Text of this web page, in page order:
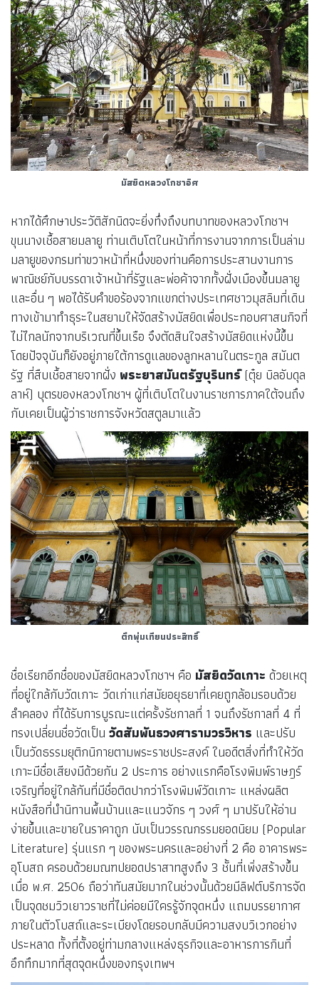
มัสยิดหลวงโกชาอิศ
หากได้ศึกษาประวัติสักนิดจะยิ่งทึ่งถึงบทบาทของหลวงโกชาฯ
ขุนนางเชื้อสายมลายู ท่านเติบโตในหน้าที่การงานจากการเป็นล่าม
มลายูของกรมท่าขวาหน้าที่หนึ่งของท่านคือการประสานงานการ
พาณิชย์กับบรรดาเจ้าหน้าที่รัฐและพ่อค้าจากทั้งฝั่งเมืองขึ้นมลายู
และอื่น ๆ พอได้รับคำขอร้องจากแขกต่างประเทศชาวมุสลิมที่เดิน
ทางเข้ามาทำธุระในสยามให้จัดสร้างมัสยิดเพื่อประกอบศาสนกิจที่
ไม่ไกลนักจากบริเวณที่ขึ้นเรือ จึงตัดสินใจสร้างมัสยิดแห่งนี้ขึ้น
โดยปัจจุบันก็ยังอยู่ภายใต้การดูแลของลูกหลานในตระกูล สมันต
รัฐ ที่สืบเชื้อสายจากฝั่ง พระยาสมันตรัฐบุรินทร์(ตุ๋ย บิลอับดุล
ลาห์) บุตรของหลวงโกชาฯ ผู้ที่เติบโตในงานราชการภาคใต้จนถึง
กับเคยเป็นผู้ว่าราชการจังหวัดสตูลมาแล้ว
ตึกพุ่มเทียนประสิทธิ์
ชื่อเรียกอีกชื่อของมัสยิดหลวงโกชาฯ คือ มัสยิดวัดเกาะ ด้วยเหตุ
ที่อยู่ใกล้กับวัดเกาะ วัดเก่าแก่สมัยอยุธยาที่เคยถูกล้อมรอบด้วย
ลำคลอง ที่ได้รับการบูรณะแต่ครั้งรัชกาลที่ 1 จนถึงรัชกาลที่ 4 ที่
ทรงเปลี่ยนชื่อวัดเป็น วัดสัมพันธวงศารามวรวิหาร และปรับ
เป็นวัดธรรมยุติกนิกายตามพระราชประสงค์ ในอดีตสิ่งที่ทำให้วัด
เกาะมีชื่อเสียงมีด้วยกัน 2 ประการ อย่างแรกคือโรงพิมพ์ราษฎร์
เจริญที่อยู่ใกล้กันที่มีชื่อติดปากว่าโรงพิมพ์วัดเกาะ แหล่งผลิต
หนังสือที่นำนิทานพื้นบ้านและแนวจักร ๆ วงศ์ ๆ มาปรับให้อ่าน
ง่ายขึ้นและขายในราคาถูก นับเป็นวรรณกรรมยอดนิยม (Popular
Literature) รุ่นแรก ๆ ของพระนครและอย่างที่ 2 คือ อาคารพระ
อุโบสถ ครอบด้วยมณฑปยอดปราสาทสูงถึง 3 ชั้นที่เพิ่งสร้างขึ้น
เมื่อ พ.ศ. 2506 ถือว่าทันสมัยมากในช่วงนั้นด้วยมีลิฟต์บริการจัด
เป็นจุดชมวิวเยาวราชที่ไม่ค่อยมีใครรู้จักจุดหนึ่ง แถมบรรยากาศ
ภายในตัวโบสถ์และระเบียงโดยรอบกลับมีความสงบวิเวกอย่าง
ประหลาด ทั้งที่ตั้งอยู่ท่ามกลางแหล่งธุรกิจและอาหารการกินที่
อึกทึกมากที่สุดจุดหนึ่งของกรุงเทพฯ